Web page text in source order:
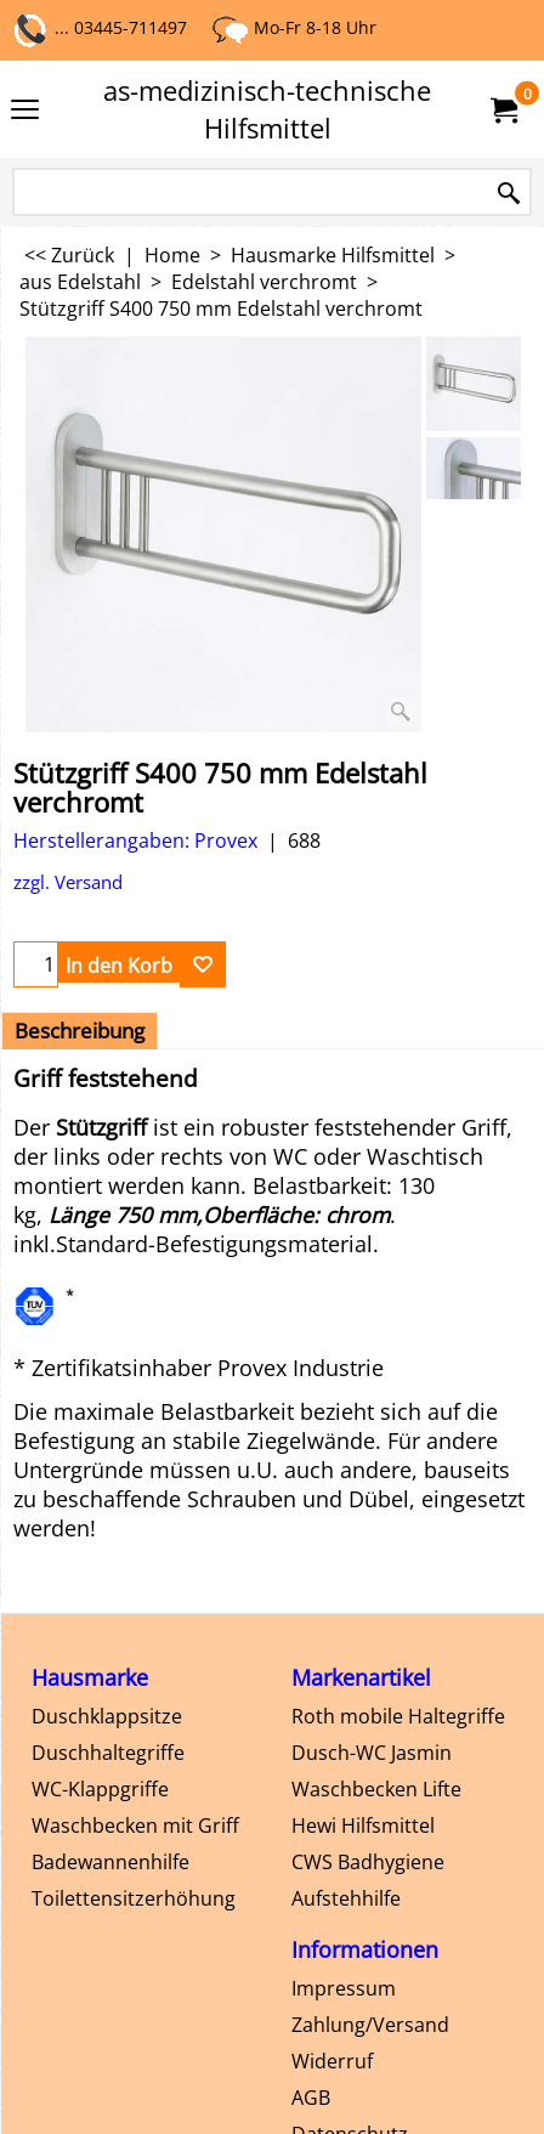
... 03445-711497 Mo-Fr 8-18 Uhr
as-medizinisch-technische
Hilfsmittel
0
<< Zurück | Home > Hausmarke Hilfsmittel >
aus Edelstahl > Edelstahl verchromt >
Stützgriff S400 750 mm Edelstahl verchromt
Stützgriff S400 750 mm Edelstahl
verchromt
Herstellerangaben: Provex 688
zzgl. Versand
In den Korb
Beschreibung
Griff feststehend
Der Stützgriffist ein robuster feststehender Griff,
der links oder rechts von WC oder Waschtisch
montiert werden kann. Belastbarkeit: 130
kg, Länge 750 mm,Oberfläche: chrom.
inkl.Standard-Befestigungsmaterial.
* Zertifikatsinhaber Provex Industrie
Die maximale Belastbarkeit bezieht sich auf die
Befestigung an stabile Ziegelwände. Für andere
Untergründe müssen u.U. auch andere, bauseits
zu beschaffende Schrauben und Dübel, eingesetzt
werden!
Markenartikel
Roth mobile Haltegriffe
Dusch-WC Jasmin
Waschbecken Lifte
Hewi Hilfsmittel
CWS Badhygiene
Aufstehhilfe
Hausmarke
Duschklappsitze
Duschhaltegriffe
WC-Klappgriffe
Waschbecken mit Griff
Badewannenhilfe
Toilettensitzerhöhung
Informationen
Impressum
Zahlung/Versand
Widerruf
AGB